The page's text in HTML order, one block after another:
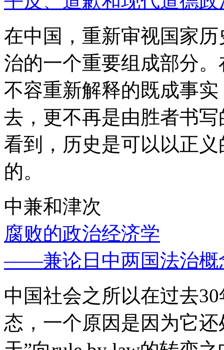
在中国，重新审视国家
治的一个重要组成部分
不容重新解释的既成事
去，更不再是由胜者书
看到，历史是可以以正
的。
中兼和津次
腐败的政治经济学
——兼论日中两国法治概
中国社会之所以在过去
态，一个原因是因为它